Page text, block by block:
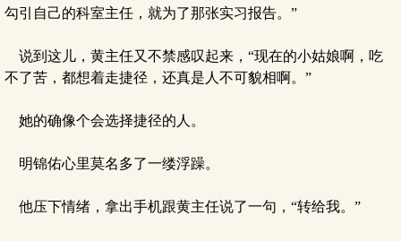
勾引自己的科室主任，就为了那张实习报告。”
说到这儿，黄主任又不禁感叹起来，“现在的小姑娘啊，吃
不了苦，都想着走捷径，还真是人不可貌相啊。”
她的确像个会选择捷径的人。
明锦佑心里莫名多了一缕浮躁。
他压下情绪，拿出手机跟黄主任说了一句，“转给我。”